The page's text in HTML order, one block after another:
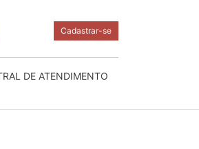
Cadastrar-se
DE ATENDIMENTO